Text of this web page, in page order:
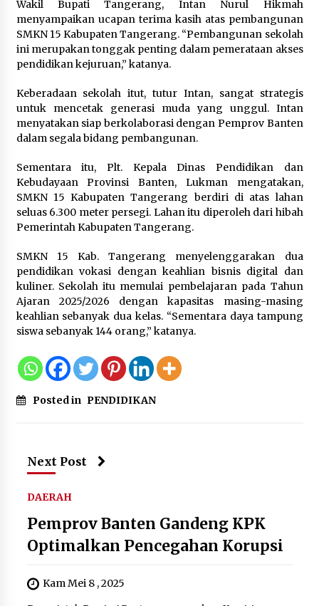
Wakil Bupati Tangerang, Intan Nurul Hikmah
menyampaikan ucapan terima kasih atas pembangunan
SMKN 15 Kabupaten Tangerang. “Pembangunan sekolah
ini merupakan tonggak penting dalam pemerataan akses
pendidikan kejuruan,” katanya.
Keberadaan sekolah itut, tutur Intan, sangat strategis
untuk mencetak generasi muda yang unggul. Intan
menyatakan siap berkolaborasi dengan Pemprov Banten
dalam segala bidang pembangunan.
Sementara itu, Plt. Kepala Dinas Pendidikan dan
Kebudayaan Provinsi Banten, Lukman mengatakan,
SMKN 15 Kabupaten Tangerang berdiri di atas lahan
seluas 6.300 meter persegi. Lahan itu diperoleh dari hibah
Pemerintah Kabupaten Tangerang.
SMKN 15 Kab. Tangerang menyelenggarakan dua
pendidikan vokasi dengan keahlian bisnis digital dan
kuliner. Sekolah itu memulai pembelajaran pada Tahun
Ajaran 2025/2026 dengan kapasitas masing-masing
keahlian sebanyak dua kelas. “Sementara daya tampung
siswa sebanyak 144 orang,” katanya.
Posted in PENDIDIKAN
Next Post
DAERAH
Pemprov Banten Gandeng KPK
Optimalkan Pencegahan Korupsi
Kam Mei 8 , 2025